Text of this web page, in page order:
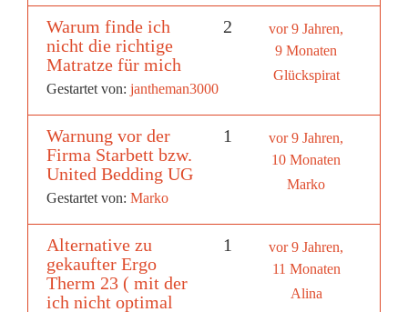
Warum finde ich
nicht die richtige
Matratze für mich
Gestartet von: jantheman3000
2
vor 9 Jahren,
9 Monaten
Glückspirat
Warnung vor der
Firma Starbett bzw.
United Bedding UG
Gestartet von: Marko
1
vor 9 Jahren,
10 Monaten
Marko
Alternative zu
gekaufter Ergo
Therm 23 ( mit der
ich nicht optimal
1
vor 9 Jahren,
11 Monaten
Alina